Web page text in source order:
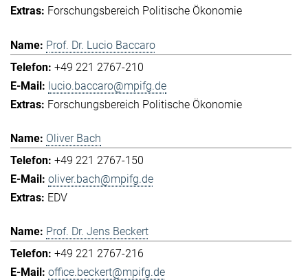
Forschungsbereich Politische Ökonomie
Prof. Dr. Lucio Baccaro
+49 221 2767-210
lucio.baccaro@mpifg.de
Forschungsbereich Politische Ökonomie
Oliver Bach
+49 221 2767-150
oliver.bach@mpifg.de
EDV
Prof. Dr. Jens Beckert
+49 221 2767-216
office.beckert@mpifg.de